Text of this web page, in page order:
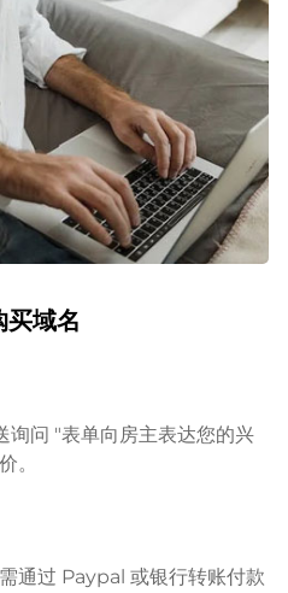
买域名
询问 "表单向房主表达您的兴
。
通过 Paypal 或银行转账付款